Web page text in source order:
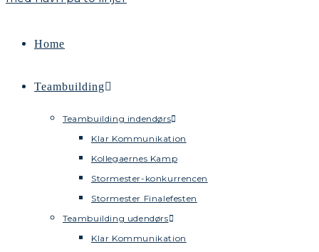
Home
Teambuilding
Teambuilding indendørs
Klar Kommunikation
Kollegaernes Kamp
Stormester-konkurrencen
Stormester Finalefesten
Teambuilding udendørs
Klar Kommunikation